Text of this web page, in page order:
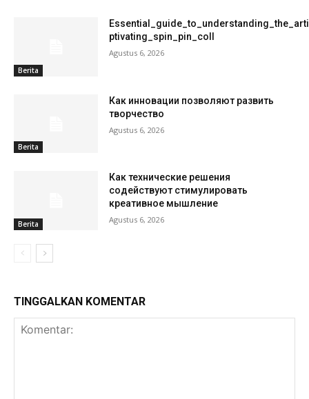
Berita
ptivating_spin_pin_coll
Agustus 6, 2026
Berita
Как инновации позволяют развить
творчество
Agustus 6, 2026
Berita
Как технические решения
содействуют стимулировать
креативное мышление
Agustus 6, 2026
TINGGALKAN KOMENTAR